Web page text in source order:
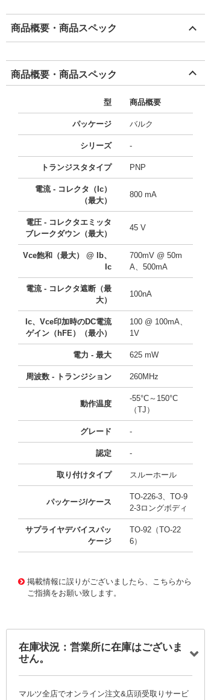
商品概要・商品スペック
商品概要・商品スペック
型 商品概要
パッケージ バルク
シリーズ -
トランジスタタイプ PNP
電流 - コレクタ（Ic）
（最大）
800 mA
電圧 - コレクタエミッタ
ブレークダウン（最大）
45 V
Vce飽和（最大） @ lb、
Ic
700mV @ 50m
A、500mA
電流 - コレクタ遮断（最
大）
100nA
Ic、Vce印加時のDC電流
ゲイン（hFE）（最小）
100 @ 100mA、
1V
電力 - 最大 625 mW
周波数 - トランジション 260MHz
動作温度
-55°C～150°C
（TJ）
グレード -
認定 -
取り付けタイプ スルーホール
パッケージ/ケース
TO-226-3、TO-9
2-3ロングボディ
サプライヤデバイスパッ
ケージ
TO-92（TO-22
6）
掲載情報に誤りがございましたら、こちらから
ご指摘をお願い致します。
在庫状況：営業所に在庫はございま
せん。
マルツ全店でオンライン注文&店頭受取りサービ